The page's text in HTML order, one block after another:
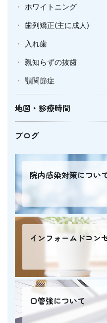
ホワイトニング
歯列矯正(主に成人)
入れ歯
親知らずの抜歯
顎関節症
地図・診療時間
ブログ
院内感染対策につい
インフォームドコン
口管強について